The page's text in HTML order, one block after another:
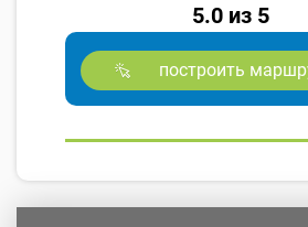
5.0 из 5
построить